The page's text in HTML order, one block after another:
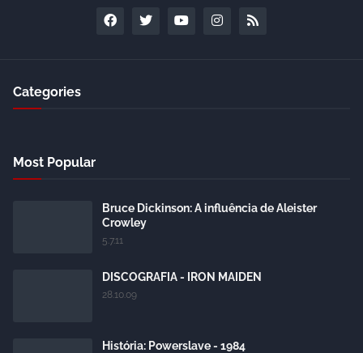
Categories
Most Popular
Bruce Dickinson: A influência de Aleister
Crowley
5.7.11
DISCOGRAFIA - IRON MAIDEN
28.10.09
História: Powerslave - 1984